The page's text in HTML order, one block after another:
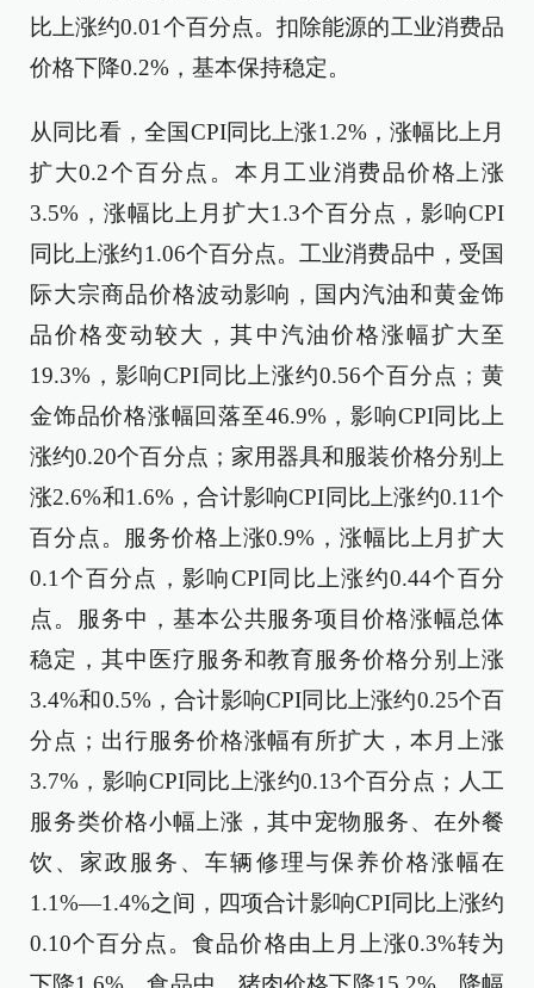
比上涨约0.01个百分点。扣除能源的工业消费品
价格下降0.2%，基本保持稳定。
从同比看，全国CPI同比上涨1.2%，涨幅比上月
扩大0.2个百分点。本月工业消费品价格上涨
3.5%，涨幅比上月扩大1.3个百分点，影响CPI
同比上涨约1.06个百分点。工业消费品中，受国
际大宗商品价格波动影响，国内汽油和黄金饰
品价格变动较大，其中汽油价格涨幅扩大至
19.3%，影响CPI同比上涨约0.56个百分点；黄
金饰品价格涨幅回落至46.9%，影响CPI同比上
涨约0.20个百分点；家用器具和服装价格分别上
涨2.6%和1.6%，合计影响CPI同比上涨约0.11个
百分点。服务价格上涨0.9%，涨幅比上月扩大
0.1个百分点，影响CPI同比上涨约0.44个百分
点。服务中，基本公共服务项目价格涨幅总体
稳定，其中医疗服务和教育服务价格分别上涨
3.4%和0.5%，合计影响CPI同比上涨约0.25个百
分点；出行服务价格涨幅有所扩大，本月上涨
3.7%，影响CPI同比上涨约0.13个百分点；人工
服务类价格小幅上涨，其中宠物服务、在外餐
饮、家政服务、车辆修理与保养价格涨幅在
1.1%—1.4%之间，四项合计影响CPI同比上涨约
0.10个百分点。食品价格由上月上涨0.3%转为